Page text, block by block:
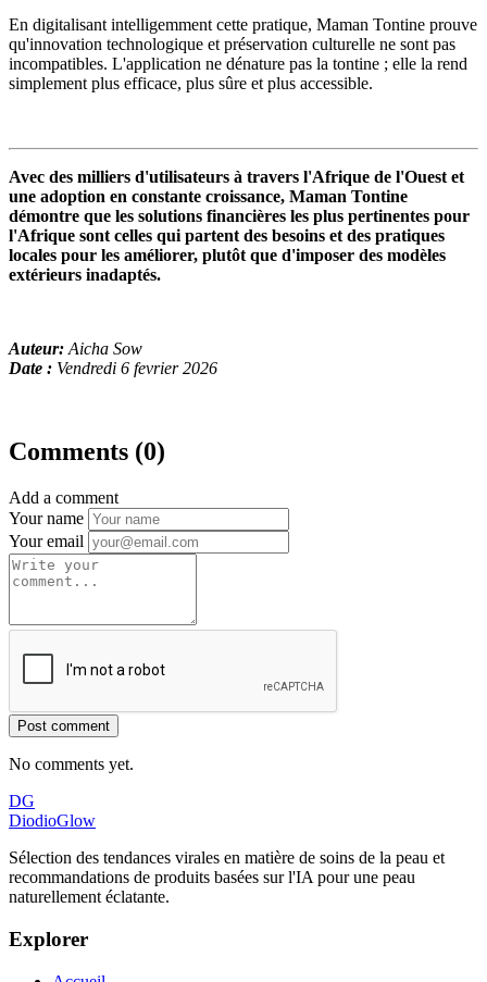
En digitalisant intelligemment cette pratique, Maman Tontine prouve
qu'innovation technologique et préservation culturelle ne sont pas
incompatibles. L'application ne dénature pas la tontine ; elle la rend
simplement plus efficace, plus sûre et plus accessible.
Avec des milliers d'utilisateurs à travers l'Afrique de l'Ouest et
une adoption en constante croissance, Maman Tontine
démontre que les solutions financières les plus pertinentes pour
l'Afrique sont celles qui partent des besoins et des pratiques
locales pour les améliorer, plutôt que d'imposer des modèles
extérieurs inadaptés.
Auteur:Aicha Sow
Date : Vendredi 6 fevrier 2026
Comments (0)
Add a comment
Your name
Your email
Post comment
No comments yet.
DG
DiodioGlow
Sélection des tendances virales en matière de soins de la peau et
recommandations de produits basées sur l'IA pour une peau
naturellement éclatante.
Explorer